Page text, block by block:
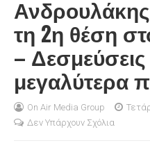
NEW
τη 2η θέση
–
μεγαλύτερα
On Air Media Group
Δεν Υπάρχουν Σχόλια